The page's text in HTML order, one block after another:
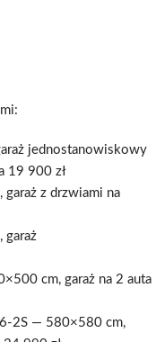
jednostanowiskowy
19 900 zł
z drzwiami na
garaż
cm, garaż na 2 auta
2S — 580×580 cm,